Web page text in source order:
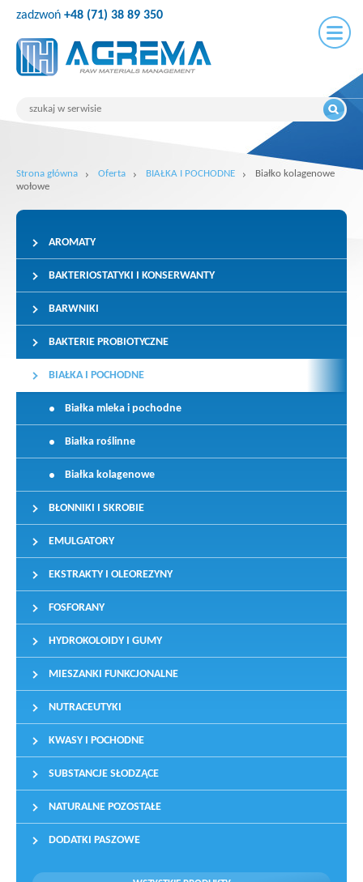
zadzwoń +48 (71) 38 89 350
Strona główna Oferta BIAŁKA I POCHODNE
Białko kolagenowe
wołowe
AROMATY
BAKTERIOSTATYKI I KONSERWANTY
BARWNIKI
BAKTERIE PROBIOTYCZNE
BIAŁKA I POCHODNE
Białka mleka i pochodne
Białka roślinne
Białka kolagenowe
BŁONNIKI I SKROBIE
EMULGATORY
EKSTRAKTY I OLEOREZYNY
FOSFORANY
HYDROKOLOIDY I GUMY
MIESZANKI FUNKCJONALNE
NUTRACEUTYKI
KWASY I POCHODNE
SUBSTANCJE SŁODZĄCE
NATURALNE POZOSTAŁE
DODATKI PASZOWE